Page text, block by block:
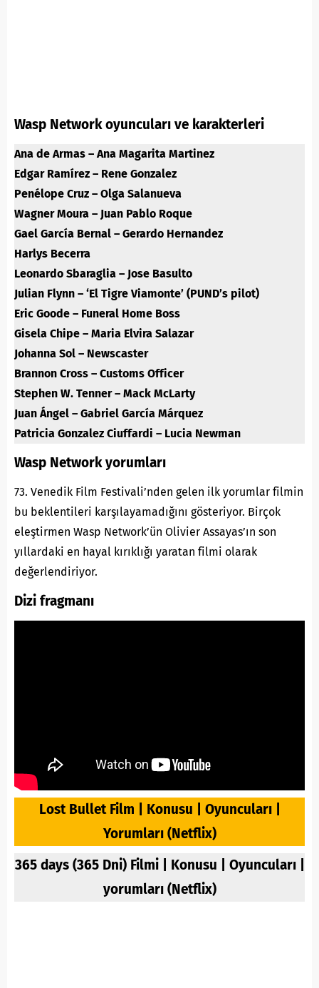
Wasp Network oyuncuları ve karakterleri
Ana de Armas – Ana Magarita Martinez
Edgar Ramírez – Rene Gonzalez
Penélope Cruz – Olga Salanueva
Wagner Moura – Juan Pablo Roque
Gael García Bernal – Gerardo Hernandez
Harlys Becerra
Leonardo Sbaraglia – Jose Basulto
Julian Flynn – ‘El Tigre Viamonte’ (PUND’s pilot)
Eric Goode – Funeral Home Boss
Gisela Chipe – Maria Elvira Salazar
Johanna Sol – Newscaster
Brannon Cross – Customs Officer
Stephen W. Tenner – Mack McLarty
Juan Ángel – Gabriel García Márquez
Patricia Gonzalez Ciuffardi – Lucia Newman
Wasp Network yorumları
73. Venedik Film Festivali’nden gelen ilk yorumlar filmin
bu beklentileri karşılayamadığını gösteriyor. Birçok
eleştirmen Wasp Network’ün Olivier Assayas’ın son
yıllardaki en hayal kırıklığı yaratan filmi olarak
değerlendiriyor.
Dizi fragmanı
Lost Bullet Film | Konusu | Oyuncuları |
Yorumları (Netflix)
365 days (365 Dni) Filmi | Konusu | Oyuncuları |
yorumları (Netflix)